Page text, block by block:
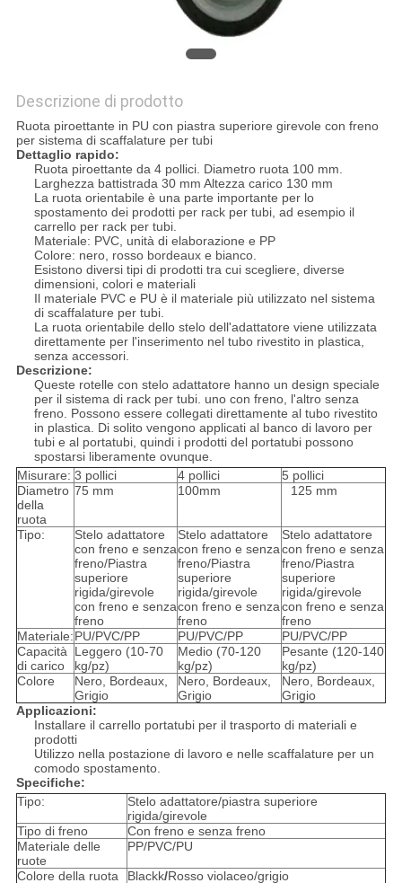
Descrizione di prodotto
Ruota piroettante in PU con piastra superiore girevole con freno
per sistema di scaffalature per tubi
Dettaglio rapido:
Ruota piroettante da 4 pollici. Diametro ruota 100 mm.
Larghezza battistrada 30 mm Altezza carico 130 mm
La ruota orientabile è una parte importante per lo
spostamento dei prodotti per rack per tubi, ad esempio il
carrello per rack per tubi.
Materiale: PVC, unità di elaborazione e PP
Colore: nero, rosso bordeaux e bianco.
Esistono diversi tipi di prodotti tra cui scegliere, diverse
dimensioni, colori e materiali
Il materiale PVC e PU è il materiale più utilizzato nel sistema
di scaffalature per tubi.
La ruota orientabile dello stelo dell'adattatore viene utilizzata
direttamente per l'inserimento nel tubo rivestito in plastica,
senza accessori.
Descrizione:
Queste rotelle con stelo adattatore hanno un design speciale
per il sistema di rack per tubi. uno con freno, l'altro senza
freno. Possono essere collegati direttamente al tubo rivestito
in plastica. Di solito vengono applicati al banco di lavoro per
tubi e al portatubi, quindi i prodotti del portatubi possono
spostarsi liberamente ovunque.
Misurare: 3 pollici 4 pollici
5 pollici
Diametro
della
ruota
75 mm 100mm 125 mm
Tipo:
Stelo adattatore
con freno e senza
freno/Piastra
superiore
rigida/girevole
con freno e senza
freno
Stelo adattatore
con freno e senza
freno/Piastra
superiore
rigida/girevole
con freno e senza
freno
Stelo adattatore
con freno e senza
freno/Piastra
superiore
rigida/girevole
con freno e senza
freno
Materiale:PU/PVC/PP PU/PVC/PP
PU/PVC/PP
Capacità
di carico
Leggero (10-70
kg/pz)
Medio (70-120
kg/pz)
Pesante (120-140
kg/pz)
Colore
Nero, Bordeaux,
Grigio
Nero, Bordeaux,
Grigio
Nero, Bordeaux,
Grigio
Applicazioni:
Installare il carrello portatubi per il trasporto di materiali e
prodotti
Utilizzo nella postazione di lavoro e nelle scaffalature per un
comodo spostamento.
Specifiche:
Tipo:
Stelo adattatore/piastra superiore
rigida/girevole
Tipo di freno
Con freno e senza freno
Materiale delle
ruote
PP/PVC/PU
Colore della ruota Blackk/Rosso violaceo/grigio